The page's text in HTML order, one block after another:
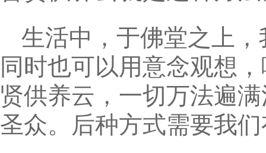
生活中，于佛堂之上
同时也可以用意念观想
贤供养云，一切万法遍
圣众。后种方式需要我